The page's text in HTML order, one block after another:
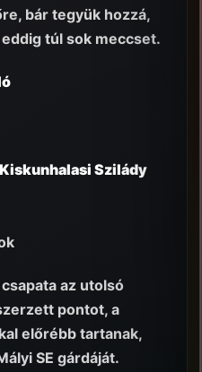
bár tegyük hozzá,
túl sok meccset.
Szilády
az utolsó
pontot, a
előrébb tartanak,
SE gárdáját.